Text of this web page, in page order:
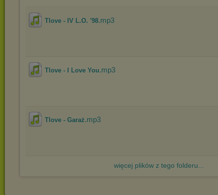
Tlove - IV L.O. '98.mp3
Tlove - I Love You.mp3
Tlove - Garaż.mp3
więcej plików z tego folderu...